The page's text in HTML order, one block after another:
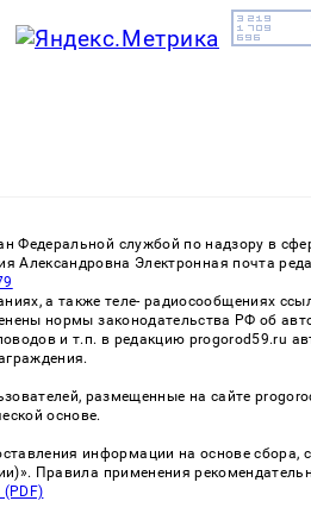
Федеральной службой по надзору в
Александровна Электронная почта
а также теле- радиосообщениях
нормы законодательства РФ об
и т.п. в редакцию progorod59.ru
размещенные на сайте
основе.
информации на основе сбора,
Правила применения
(PDF)